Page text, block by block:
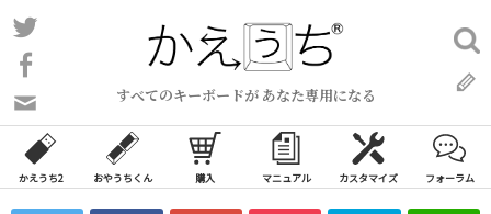
コ
ン
ン
ツ
ス
すべてのキーボードが あなた専用になる
い
合
わ
検
索:
かえうち2 おやうちくん 購入 マニュアル カスタマイズ フォーラム